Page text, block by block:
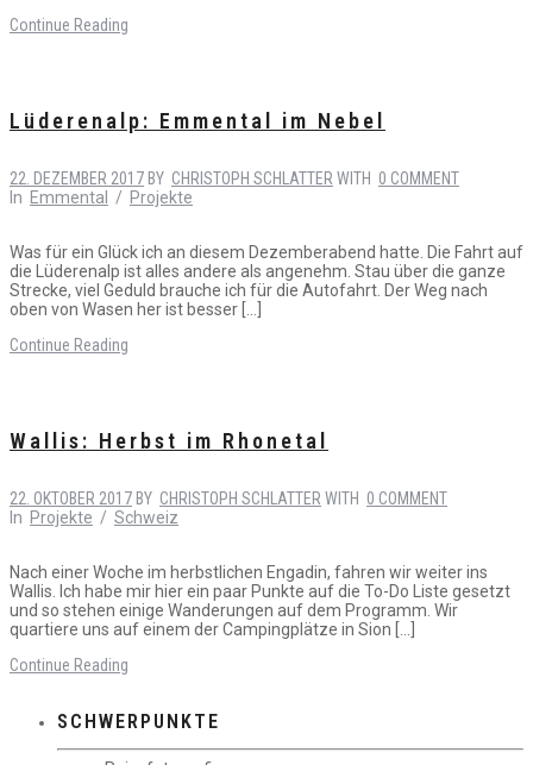
Continue Reading
Lüderenalp: Emmental im Nebel
22. DEZEMBER 2017 BY CHRISTOPH SCHLATTER WITH 0 COMMENT
In Emmental / Projekte
Was für ein Glück ich an diesem Dezemberabend hatte. Die Fahrt auf
die Lüderenalp ist alles andere als angenehm. Stau über die ganze
Strecke, viel Geduld brauche ich für die Autofahrt. Der Weg nach
oben von Wasen her ist besser […]
Continue Reading
Wallis: Herbst im Rhonetal
22. OKTOBER 2017 BY CHRISTOPH SCHLATTER WITH 0 COMMENT
In Projekte / Schweiz
Nach einer Woche im herbstlichen Engadin, fahren wir weiter ins
Wallis. Ich habe mir hier ein paar Punkte auf die To-Do Liste gesetzt
und so stehen einige Wanderungen auf dem Programm. Wir
quartiere uns auf einem der Campingplätze in Sion […]
Continue Reading
SCHWERPUNKTE